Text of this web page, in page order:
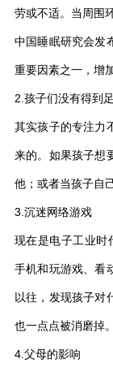
劳或不适。当周围
中国睡眠研究会发
重要因素之一，增
2.孩子们没有得到
其实孩子的专注力
来的。如果孩子想
他；或者当孩子自
3.沉迷网络游戏
现在是电子工业时
手机和玩游戏、看
以往，发现孩子对
也一点点被消磨掉。
4.父母的影响